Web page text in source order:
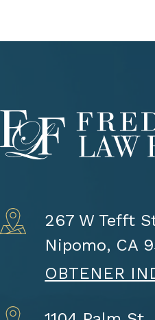
267 W Tefft
Nipomo, CA
OBTENER